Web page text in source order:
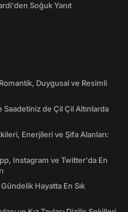
Soğuk Yanıt
Duygusal ve Resimli
de Çil Çil Altınlarda
Enerjileri ve Şifa Alanları:
Instagram ve Twitter'da En
Hayatta En Sık